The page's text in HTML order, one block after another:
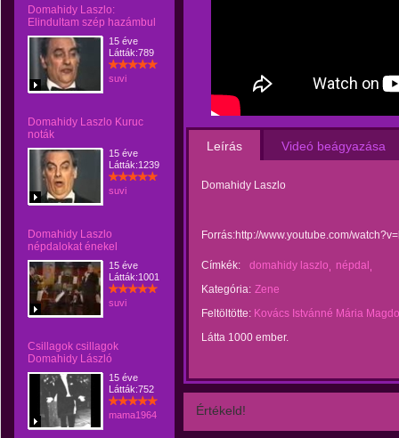
Domahidy Laszlo:
Elindultam szép hazámbul
15 éve
Látták:789
suvi
Domahidy Laszlo Kuruc
noták
15 éve
Látták:1239
suvi
Domahidy Laszlo
népdalokat énekel
15 éve
Látták:1001
suvi
Csillagok csillagok
Domahidy László
15 éve
Látták:752
mama1964
Leírás Videó beágyazása
Domahidy Laszlo
Forrás:http://www.youtube.com/
Címkék: domahidy laszlo
népdal
Kategória: Zene
Feltöltötte: Kovács Istvánné Mária
Látta 1000 ember.
Értékeld!